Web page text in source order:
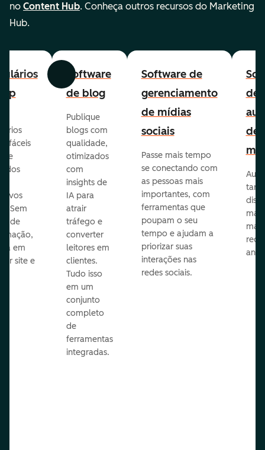
no Content Hub. Conheça outros recursos do Marketing
Hub.
Anterior Avançar
fáceis
e
Sem
de
em
site e
Software
de blog
Publique
blogs com
qualidade,
otimizados
com
insights de
IA para
atrair
tráfego e
converter
leitores em
clientes.
Tudo isso
em um
conjunto
completo
de
ferramentas
integradas.
Software de
gerenciamento
de mídias
sociais
Passe mais tempo
se conectando com
as pessoas mais
importantes, com
ferramentas que
poupam o seu
tempo e ajudam a
priorizar suas
interações nas
redes sociais.
de
de
mail